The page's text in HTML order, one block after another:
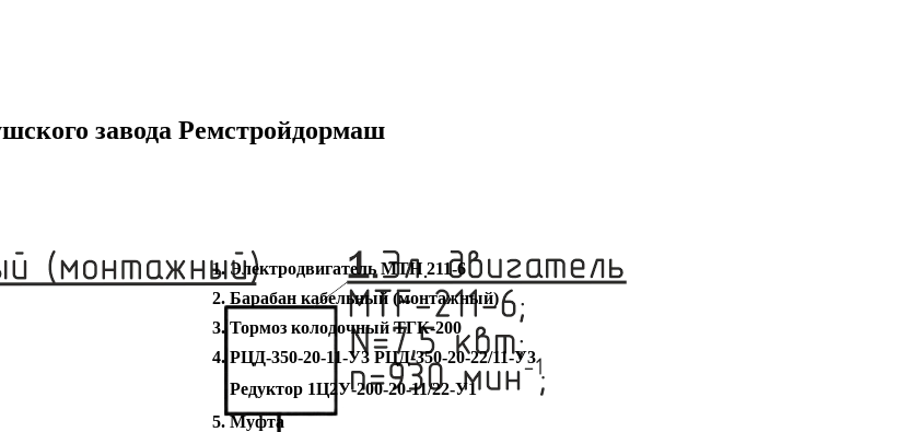
завода Ремстройдормаш
Электродвигатель МТН 211-6
Барабан кабельный (монтажный)
Тормоз колодочный ТГК-200
РЦД-350-20-11-У3 РЦД-350-20-22/11-У3
Редуктор 1Ц2У-200-20-11/22-У1
Муфта